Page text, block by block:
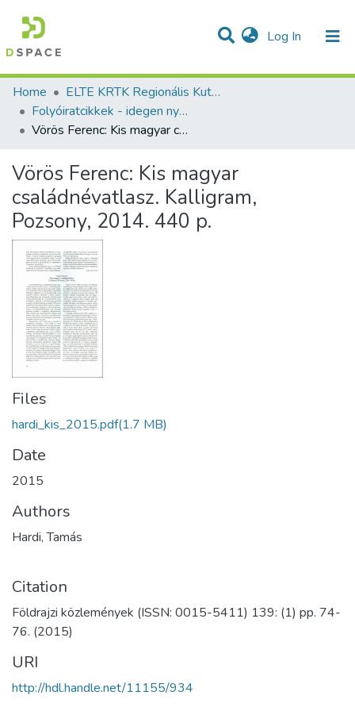
Log In (current)
Communities & Collections
Statistics
All of DSpace
Home
ELTE KRTK Regionális Kutatások Intézete
Folyóiratcikkek - idegen nyelvű (RKI)
Vörös Ferenc: Kis magyar családnévatlasz. Kalligram, Pozsony, 2014. 440 p.
Vörös Ferenc: Kis magyar
családnévatlasz. Kalligram,
Pozsony, 2014. 440 p.
Files
hardi_kis_2015.pdf(1.7 MB)
Date
2015
Authors
Hardi, Tamás
Citation
Földrajzi közlemények (ISSN: 0015-5411) 139: (1) pp. 74-
76. (2015)
URI
http://hdl.handle.net/11155/934